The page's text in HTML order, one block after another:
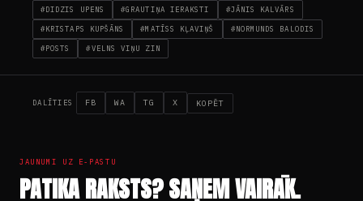
#DIDZIS UPENS #GRAUTIŅA IERAKSTI #JĀNIS KALVĀRS
#KRISTAPS KUPŠĀNS #MATĪSS KĻAVIŅŠ #NORMUNDS BALODIS
#POSTS #VELNS VIŅU ZIN
DALĪTIES FB WA TG X KOPĒT
JAUNUMI UZ E-PASTU
PATIKA RAKSTS? SAŅEM VAIRĀK.